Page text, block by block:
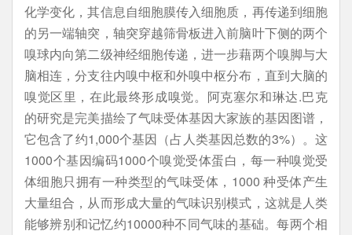
化学变化，其信息自细胞膜传入细胞质，再传递到细胞
的另一端轴突，轴突穿越筛骨板进入前脑叶下侧的两个
嗅球内向第二级神经细胞传递，进一步藉两个嗅脚与大
脑相连，分支往内嗅中枢和外嗅中枢分布，直到大脑的
嗅觉区里，在此最终形成嗅觉。阿克塞尔和琳达.巴克
的研究是完美描绘了气味受体基因大家族的基因图谱，
它包含了约1,000个基因（占人类基因总数的3%）。这
1000个基因编码1000个嗅觉受体蛋白，每一种嗅觉受
体细胞只拥有一种类型的气味受体，1000 种受体产生
大量组合，从而形成大量的气味识别模式，这就是人类
能够辨别和记忆约10000种不同气味的基础。每两个相